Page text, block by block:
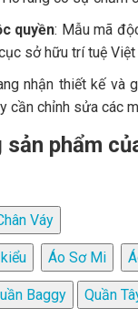
quyền: Mẫu mã
sở hữu trí tuệ Việt
nhận thiết kế và
cần chỉnh sửa các
sản phẩm
Váy
Áo Sơ Mi
Baggy Quần